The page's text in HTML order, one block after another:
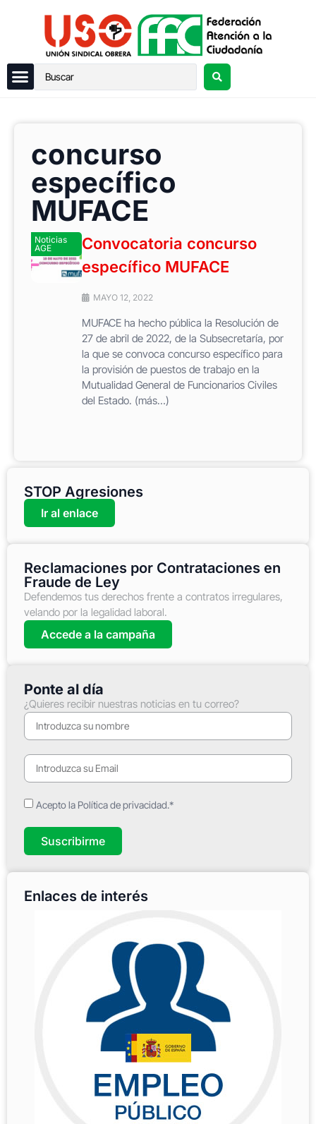
concurso
específico
MUFACE
Noticias
AGE
Convocatoria concurso
específico MUFACE
MAYO 12, 2022
MUFACE ha hecho pública la Resolución de
27 de abril de 2022, de la Subsecretaría, por
la que se convoca concurso específico para
la provisión de puestos de trabajo en la
Mutualidad General de Funcionarios Civiles
del Estado. (más…)
STOP Agresiones
Ir al enlace
Reclamaciones por Contrataciones en
Fraude de Ley
Defendemos tus derechos frente a contratos irregulares,
velando por la legalidad laboral.
Accede a la campaña
Ponte al día
¿Quieres recibir nuestras noticias en tu correo?
Acepto la Política de privacidad.*
Suscribirme
Enlaces de interés